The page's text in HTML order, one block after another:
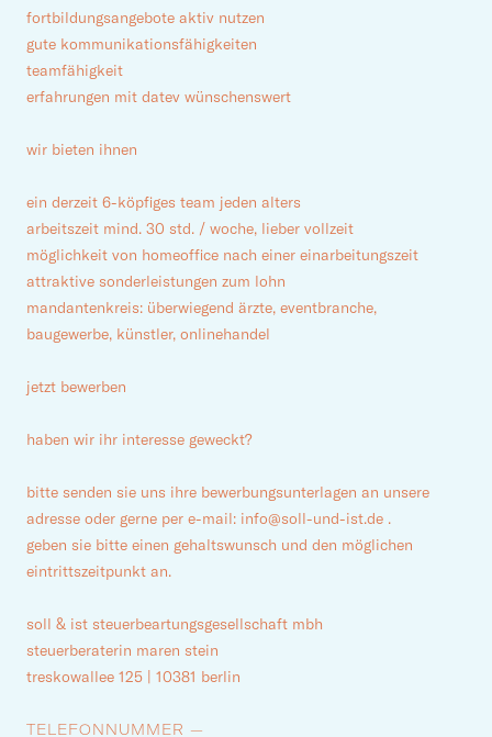
fortbildungsangebote aktiv nutzen
gute kommunikationsfähigkeiten
teamfähigkeit
erfahrungen mit datev wünschenswert
wir bieten ihnen
ein derzeit 6-köpfiges team jeden alters
arbeitszeit mind. 30 std. / woche, lieber vollzeit
möglichkeit von homeoffice nach einer einarbeitungszeit
attraktive sonderleistungen zum lohn
mandantenkreis: überwiegend ärzte, eventbranche,
baugewerbe, künstler, onlinehandel
jetzt bewerben
haben wir ihr interesse geweckt?
bitte senden sie uns ihre bewerbungsunterlagen an unsere
adresse oder gerne per e-mail: info@soll-und-ist.de .
geben sie bitte einen gehaltswunsch und den möglichen
eintrittszeitpunkt an.
soll & ist steuerbeartungsgesellschaft mbh
steuerberaterin maren stein
treskowallee 125 | 10381 berlin
TELEFONNUMMER —